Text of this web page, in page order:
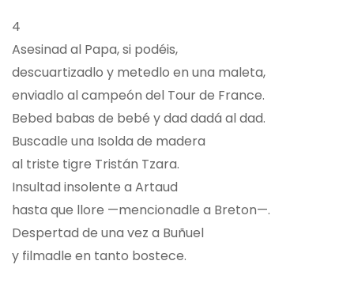
4
Asesinad al Papa, si podéis,
descuartizadlo y metedlo en una maleta,
enviadlo al campeón del Tour de France.
Bebed babas de bebé y dad dadá al dad.
Buscadle una Isolda de madera
al triste tigre Tristán Tzara.
Insultad insolente a Artaud
hasta que llore —mencionadle a Breton—.
Despertad de una vez a Buñuel
y filmadle en tanto bostece.